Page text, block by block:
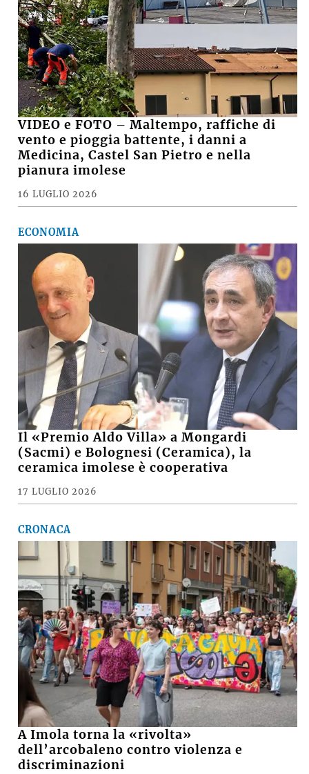
VIDEO e FOTO – Maltempo, raffiche di
vento e pioggia battente, i danni a
Medicina, Castel San Pietro e nella
pianura imolese
16 LUGLIO 2026
ECONOMIA
Il «Premio Aldo Villa» a Mongardi
(Sacmi) e Bolognesi (Ceramica), la
ceramica imolese è cooperativa
17 LUGLIO 2026
CRONACA
A Imola torna la «rivolta»
dell’arcobaleno contro violenza e
discriminazioni